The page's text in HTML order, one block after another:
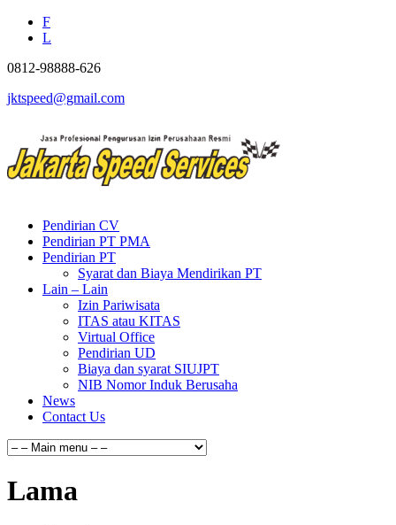
F
L
0812-98888-626
jktspeed@gmail.com
Pendirian CV
Pendirian PT PMA
Pendirian PT
Syarat dan Biaya Mendirikan PT
Lain – Lain
Izin Pariwisata
ITAS atau KITAS
Virtual Office
Pendirian UD
Biaya dan syarat SIUJPT
NIB Nomor Induk Berusaha
News
Contact Us
Lama